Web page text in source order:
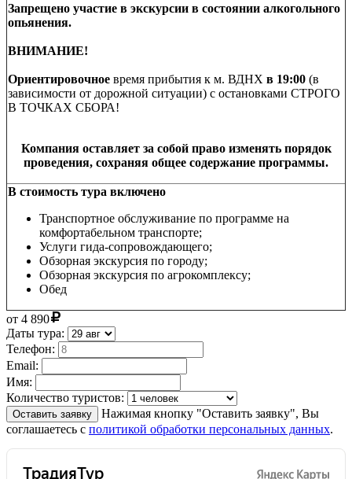
Запрещено участие в экскурсии в состоянии алкогольного
опьянения.
ВНИМАНИЕ!
Ориентировочное время прибытия к м. ВДНХ в 19:00 (в
зависимости от дорожной ситуации) с остановками СТРОГО
В ТОЧКАХ СБОРА!
Компания оставляет за собой право изменять порядок
проведения, сохраняя общее содержание программы.
В стоимость тура включено
Транспортное обслуживание по программе на
комфортабельном транспорте;
Услуги гида-сопровождающего;
Обзорная экскурсия по городу;
Обзорная экскурсия по агрокомплексу;
Обед
от 4 890
Даты тура:
Телефон:
Email:
Имя:
Количество туристов:
Оставить заявку
Нажимая кнопку "Оставить заявку", Вы
соглашаетесь с политикой обработки персональных данных.